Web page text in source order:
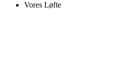
Vores Løfte